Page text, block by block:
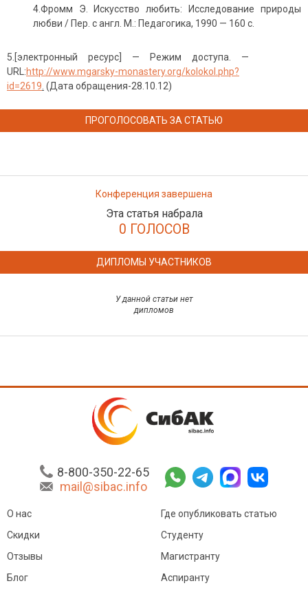
4.Фромм Э. Искусство любить: Исследование природы
любви / Пер. с англ. М.: Педагогика, 1990 — 160 с.
5.[электронный ресурс] — Режим доступа. —
URL:http://www.mgarsky-monastery.org/kolokol.php?
id=2619 (Дата обращения-28.10.12)
ПРОГОЛОСОВАТЬ ЗА СТАТЬЮ
Конференция завершена
Эта статья набрала
0 ГОЛОСОВ
ДИПЛОМЫ УЧАСТНИКОВ
У данной статьи нет
дипломов
8-800-350-22-65
mail@sibac.info
О нас
Скидки
Отзывы
Блог
Где опубликовать статью
Студенту
Магистранту
Аспиранту